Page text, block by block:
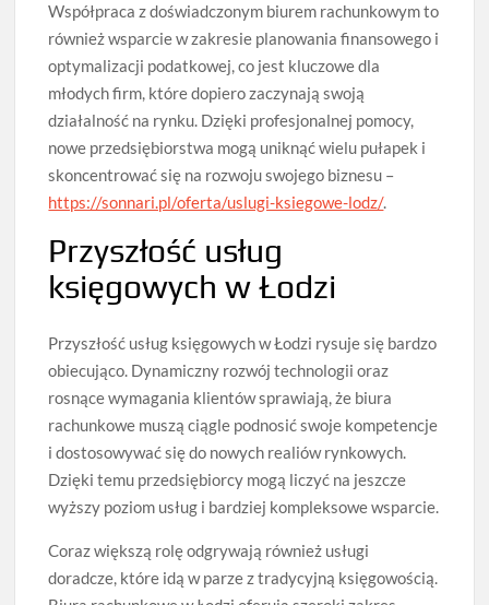
Współpraca z doświadczonym biurem rachunkowym to
również wsparcie w zakresie planowania finansowego i
optymalizacji podatkowej, co jest kluczowe dla
młodych firm, które dopiero zaczynają swoją
działalność na rynku. Dzięki profesjonalnej pomocy,
nowe przedsiębiorstwa mogą uniknąć wielu pułapek i
skoncentrować się na rozwoju swojego biznesu –
https://sonnari.pl/oferta/uslugi-ksiegowe-lodz/.
Przyszłość usług
księgowych w Łodzi
Przyszłość usług księgowych w Łodzi rysuje się bardzo
obiecująco. Dynamiczny rozwój technologii oraz
rosnące wymagania klientów sprawiają, że biura
rachunkowe muszą ciągle podnosić swoje kompetencje
i dostosowywać się do nowych realiów rynkowych.
Dzięki temu przedsiębiorcy mogą liczyć na jeszcze
wyższy poziom usług i bardziej kompleksowe wsparcie.
Coraz większą rolę odgrywają również usługi
doradcze, które idą w parze z tradycyjną księgowością.